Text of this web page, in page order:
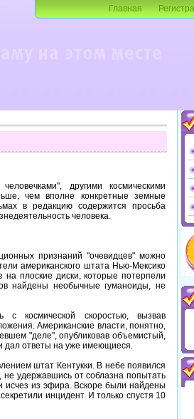
Главная
другими космическими
чем вполне конкретные земные
в редакцию содержится просьба
человека.
признаний "очевидцев" можно
американского штата Нью-Мексико
плоские диски, которые потерпели
найдены необычные гуманоиды, не
космической скоростью, вызвав
Американские власти, понятно,
"деле", опубликовав объемистый,
дал ответы на уже имеющиеся.
штат Кентукки. В небе появился
удержавшись от соблазна попытать
исчез из эфира. Вскоре были найдены
инцидент. И только спустя 10